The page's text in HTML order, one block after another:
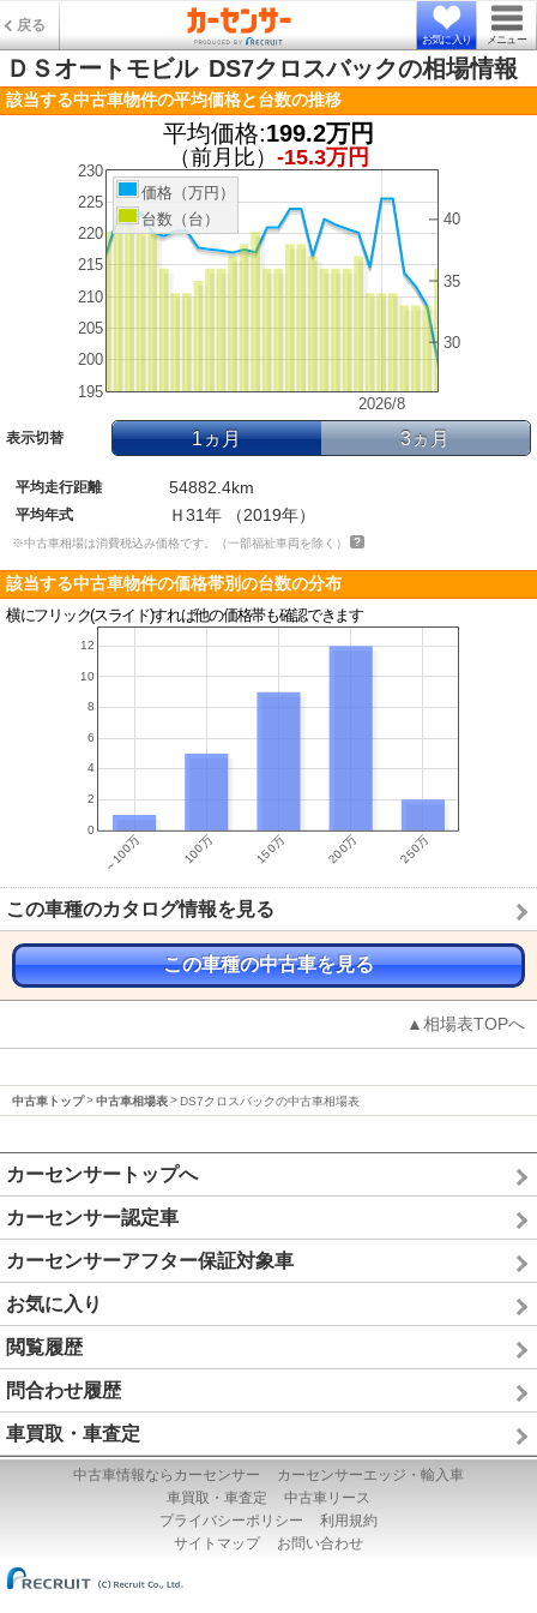
戻る
お気に入り メニュー
ＤＳオートモビル DS7クロスバックの相場情報
該当する中古車物件の平均価格と台数の推移
平均価格:199.2万円
（前月比） -15.3万円
2026/8
195
200
205
210
215
220
225
230
30
35
40
価格（万円）
台数（台）
表示切替 1ヵ月 3ヵ月
平均走行距離 54882.4km
平均年式 Ｈ31年 （2019年）
※中古車相場は消費税込み価格です。（一部福祉車両を除く）
該当する中古車物件の価格帯別の台数の分布
横にフリック(スライド)すれば他の価格帯も確認できます
この車種のカタログ情報を見る
この車種の中古車を見る
▲相場表TOPへ
中古車トップ 中古車相場表 DS7クロスバックの中古車相場表
カーセンサートップへ
カーセンサー認定車
カーセンサーアフター保証対象車
お気に入り
閲覧履歴
問合わせ履歴
車買取・車査定
中古車情報ならカーセンサー
カーセンサーエッジ・輸入車
車買取・車査定
中古車リース
プライバシーポリシー
利用規約
サイトマップ
お問い合わせ